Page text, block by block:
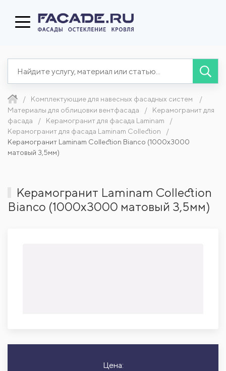
Комплектующие для навесных фасадных систем
Материалы для облицовки вентфасада
Керамогранит для
фасада
Керамогранит для фасада Laminam
Керамогранит для фасада Laminam Collection
Керамогранит Laminam Collection Bianco (1000x3000
матовый 3,5мм)
Керамогранит Laminam Collection
Bianco (1000x3000 матовый 3,5мм)
Цена: